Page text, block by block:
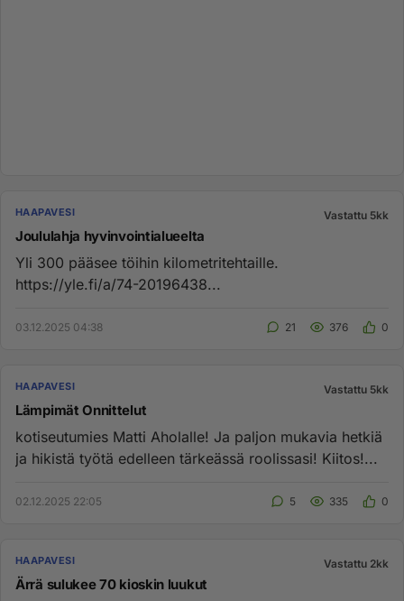
HAAPAVESI Vastattu 5kk
Joululahja hyvinvointialueelta
Yli 300 pääsee töihin kilometritehtaille.
https://yle.fi/a/74-20196438...
03.12.2025 04:38 21 376 0
HAAPAVESI Vastattu 5kk
Lämpimät Onnittelut
kotiseutumies Matti Aholalle! Ja paljon mukavia hetkiä
ja hikistä työtä edelleen tärkeässä roolissasi! Kiitos!...
02.12.2025 22:05 5 335 0
HAAPAVESI Vastattu 2kk
Ärrä sulukee 70 kioskin luukut